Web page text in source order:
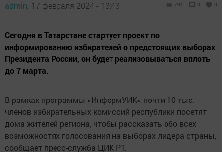
admin, 17 февраля 2024 - 13:43 791 0 0
Сегодня в Татарстане стартует проект по
информированию избирателей о предстоящих выборах
Президента России, он будет реализовываться вплоть
до 7 марта.
В рамках программы «ИнформУИК» почти 10 тыс.
членов избирательных комиссий республики посетят
дома жителей региона, чтобы рассказать обо всех
возможностях голосования на выборах лидера страны,
сообщает пресс-служба ЦИК РТ.